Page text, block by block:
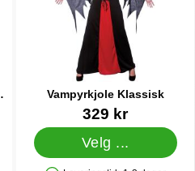
Vampyrkjole Klassisk
Varenummer 13546
329 kr
Velg ...